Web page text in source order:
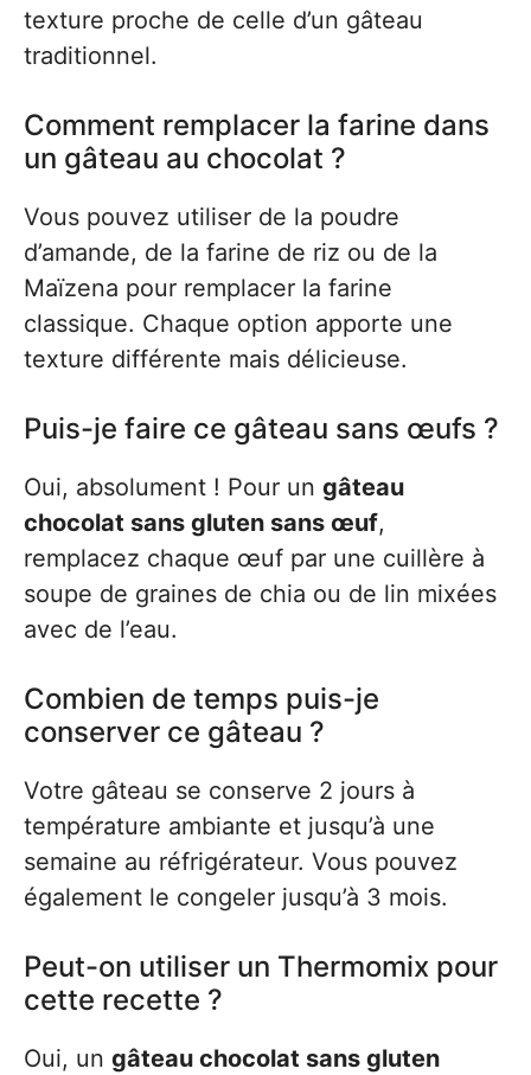
texture proche de celle d’un gâteau
traditionnel.
Comment remplacer la farine dans
un gâteau au chocolat ?
Vous pouvez utiliser de la poudre
d’amande, de la farine de riz ou de la
Maïzena pour remplacer la farine
classique. Chaque option apporte une
texture différente mais délicieuse.
Puis-je faire ce gâteau sans œufs ?
Oui, absolument ! Pour un gâteau
chocolat sans gluten sans œuf,
remplacez chaque œuf par une cuillère à
soupe de graines de chia ou de lin mixées
avec de l’eau.
Combien de temps puis-je
conserver ce gâteau ?
Votre gâteau se conserve 2 jours à
température ambiante et jusqu’à une
semaine au réfrigérateur. Vous pouvez
également le congeler jusqu’à 3 mois.
Peut-on utiliser un Thermomix pour
cette recette ?
Oui, un gâteau chocolat sans gluten